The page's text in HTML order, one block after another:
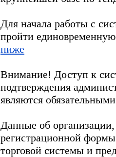
Для начала работы с
пройти
ниже
Внимание! Доступ к
подтверждения
являются
Данные об
регистрационной
торговой системы и